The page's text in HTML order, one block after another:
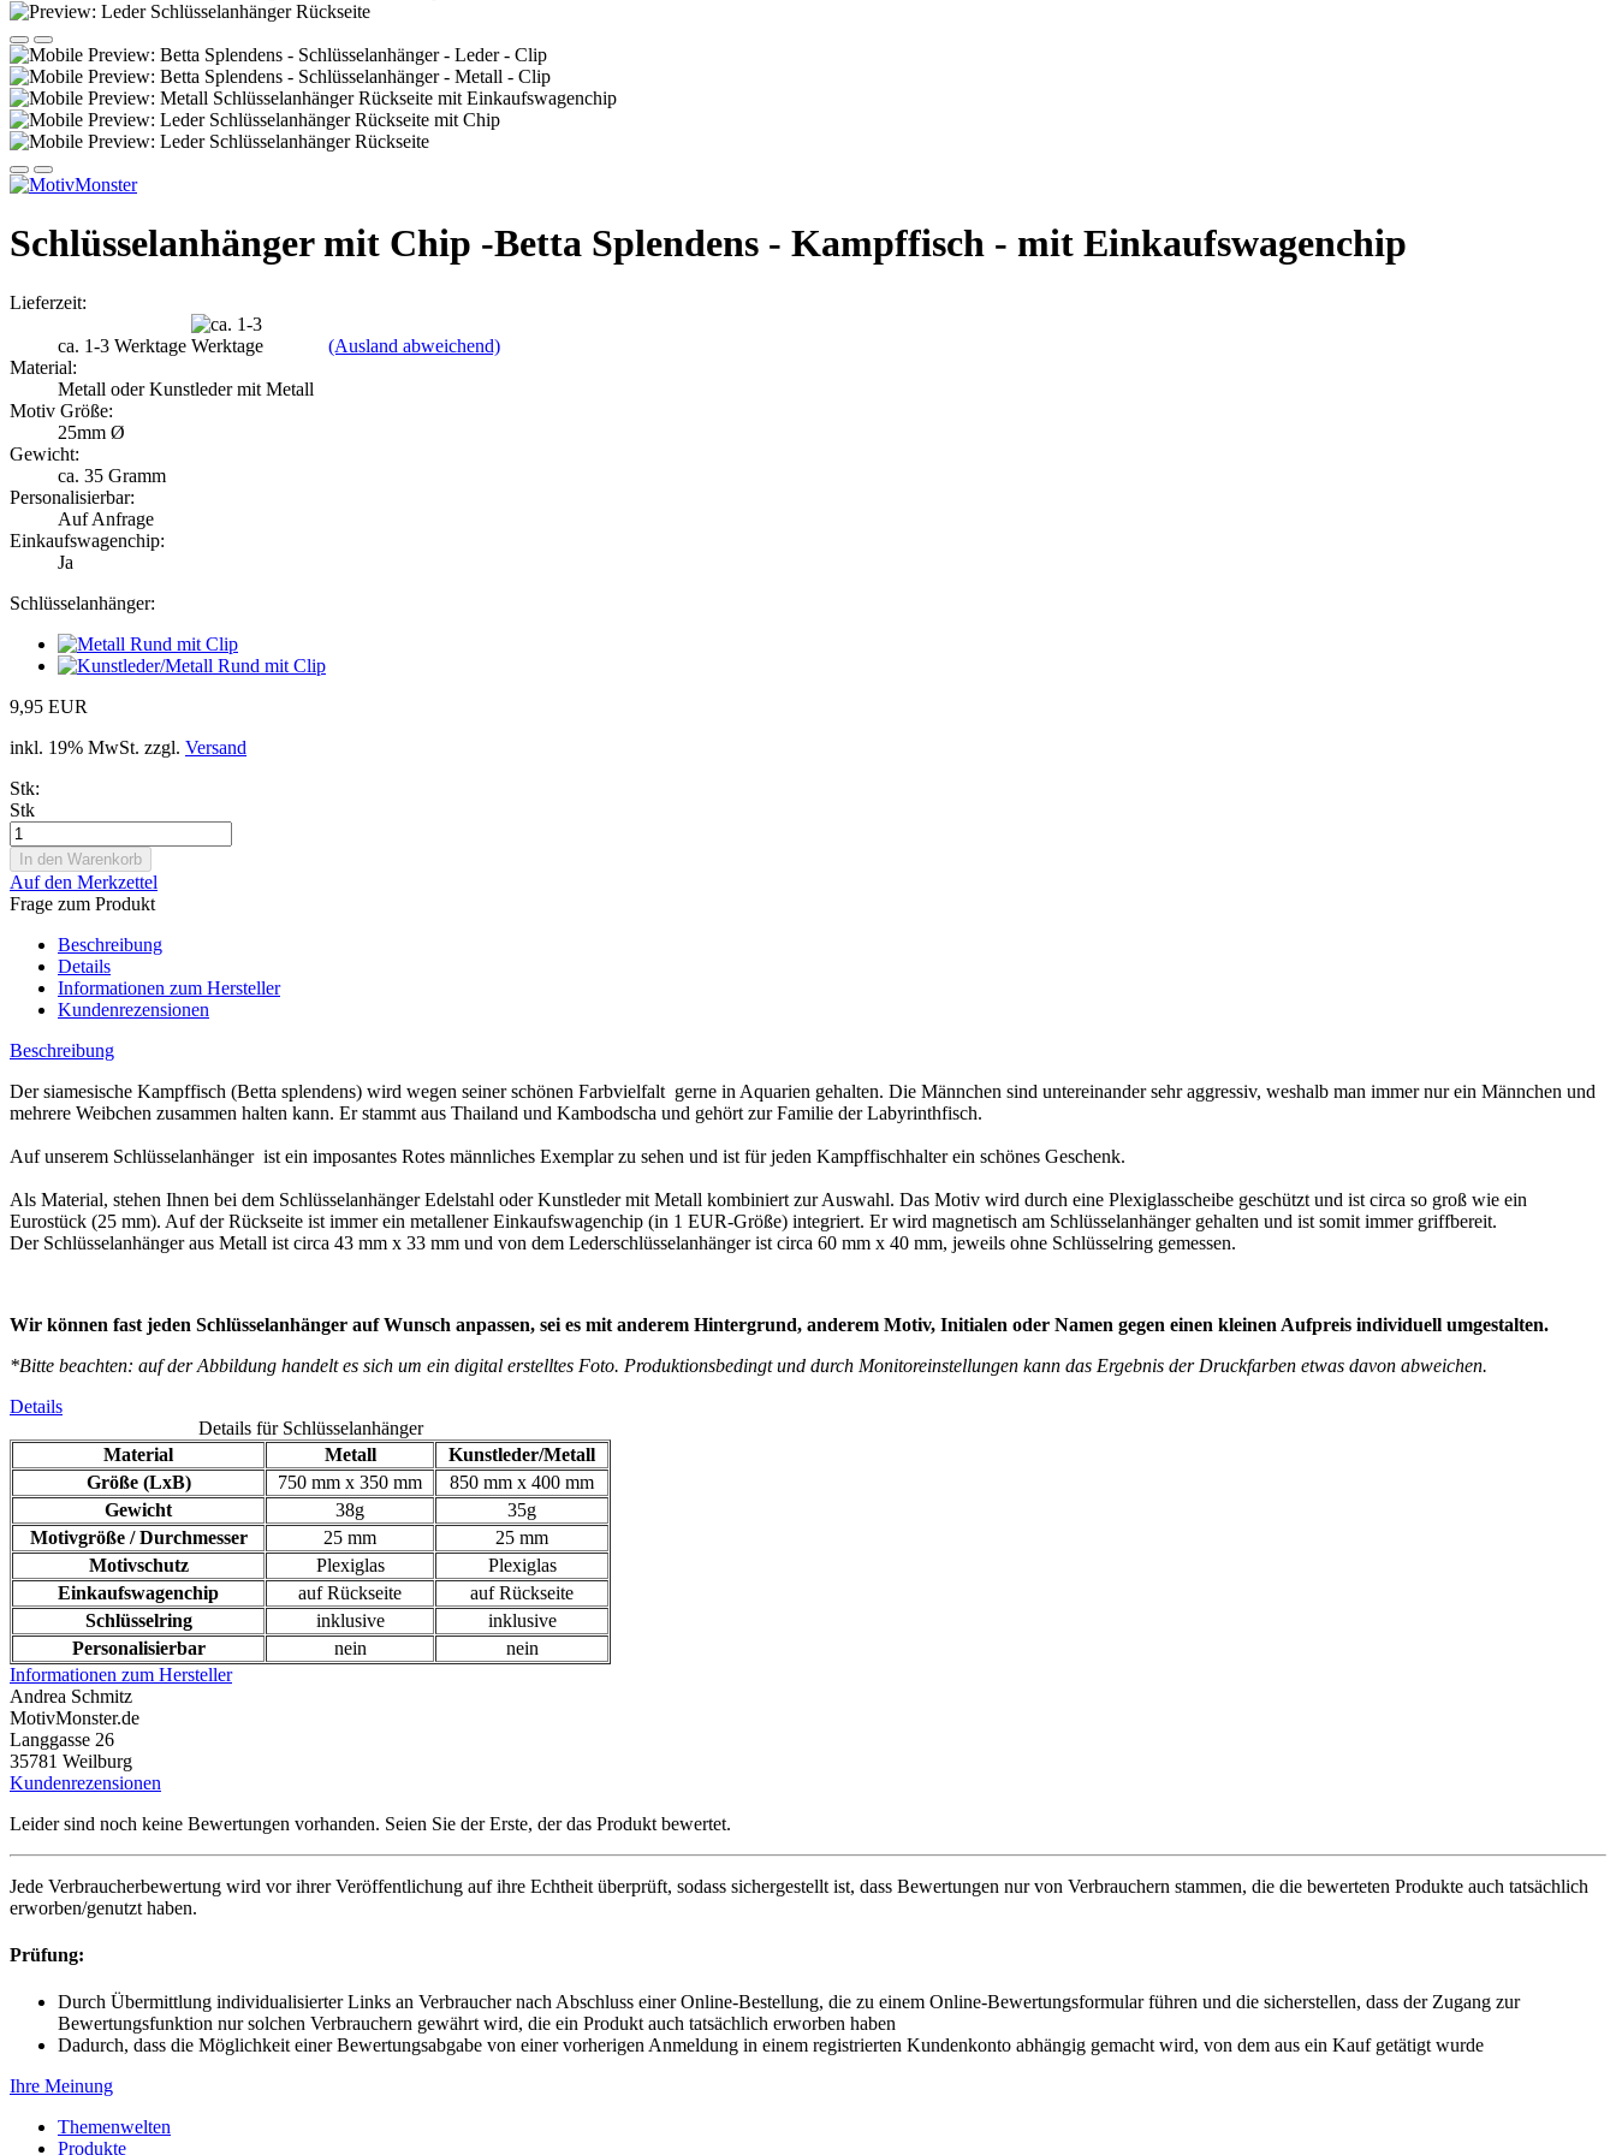
Schlüsselanhänger mit Chip -Betta Splendens - Kampffisch - mit Einkaufswagenchip
Lieferzeit:
ca. 1-3 Werktage
(Ausland abweichend)
Material:
Metall oder Kunstleder mit Metall
Motiv Größe:
25mm Ø
Gewicht:
ca. 35 Gramm
Personalisierbar:
Auf Anfrage
Einkaufswagenchip:
Ja
Schlüsselanhänger:
9,95 EUR
inkl. 19% MwSt. zzgl. Versand
Stk:
Stk
Auf den Merkzettel
Frage zum Produkt
Beschreibung
Details
Informationen zum Hersteller
Kundenrezensionen
Beschreibung
Der siamesische Kampffisch (Betta splendens) wird wegen seiner schönen Farbvielfalt gerne in Aquarien gehalten. Die Männchen sind untereinander sehr aggressiv, weshalb man immer nur ein Männchen und
mehrere Weibchen zusammen halten kann. Er stammt aus Thailand und Kambodscha und gehört zur Familie der Labyrinthfisch.
Auf unserem Schlüsselanhänger ist ein imposantes Rotes männliches Exemplar zu sehen und ist für jeden Kampffischhalter ein schönes Geschenk.
Als Material, stehen Ihnen bei dem Schlüsselanhänger Edelstahl oder Kunstleder mit Metall kombiniert zur Auswahl. Das Motiv wird durch eine Plexiglasscheibe geschützt und ist circa so groß wie ein
Eurostück (25 mm). Auf der Rückseite ist immer ein metallener Einkaufswagenchip (in 1 EUR-Größe) integriert. Er wird magnetisch am Schlüsselanhänger gehalten und ist somit immer griffbereit.
Der Schlüsselanhänger aus Metall ist circa 43 mm x 33 mm und von dem Lederschlüsselanhänger ist circa 60 mm x 40 mm, jeweils ohne Schlüsselring gemessen.
Wir können fast jeden Schlüsselanhänger auf Wunsch anpassen, sei es mit anderem Hintergrund, anderem Motiv, Initialen oder Namen gegen einen kleinen Aufpreis individuell umgestalten.
*Bitte beachten: auf der Abbildung handelt es sich um ein digital erstelltes Foto. Produktionsbedingt und durch Monitoreinstellungen kann das Ergebnis der Druckfarben etwas davon abweichen.
Details
Details für Schlüsselanhänger
Material
Metall
Kunstleder/Metall
Größe (LxB)
750 mm x 350 mm
850 mm x 400 mm
Gewicht
38g
35g
Motivgröße / Durchmesser
25 mm
25 mm
Motivschutz
Plexiglas
Plexiglas
Einkaufswagenchip
auf Rückseite
auf Rückseite
Schlüsselring
inklusive
inklusive
Personalisierbar
nein
nein
Informationen zum Hersteller
Andrea Schmitz
MotivMonster.de
Langgasse 26
35781 Weilburg
Kundenrezensionen
Leider sind noch keine Bewertungen vorhanden. Seien Sie der Erste, der das Produkt bewertet.
Jede Verbraucherbewertung wird vor ihrer Veröffentlichung auf ihre Echtheit überprüft, sodass sichergestellt ist, dass Bewertungen nur von Verbrauchern stammen, die die bewerteten Produkte auch tatsächlich
erworben/genutzt haben.
Prüfung:
Durch Übermittlung individualisierter Links an Verbraucher nach Abschluss einer Online-Bestellung, die zu einem Online-Bewertungsformular führen und die sicherstellen, dass der Zugang zur
Bewertungsfunktion nur solchen Verbrauchern gewährt wird, die ein Produkt auch tatsächlich erworben haben
Dadurch, dass die Möglichkeit einer Bewertungsabgabe von einer vorherigen Anmeldung in einem registrierten Kundenkonto abhängig gemacht wird, von dem aus ein Kauf getätigt wurde
Ihre Meinung
Themenwelten
Produkte